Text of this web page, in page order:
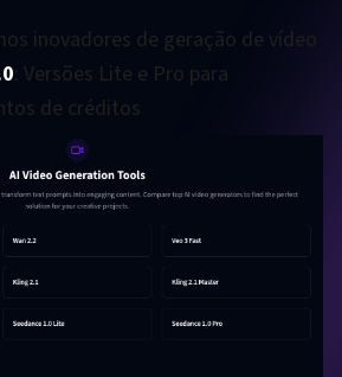
inovadores de geração de vídeo
: Versões Lite e Pro para
de créditos